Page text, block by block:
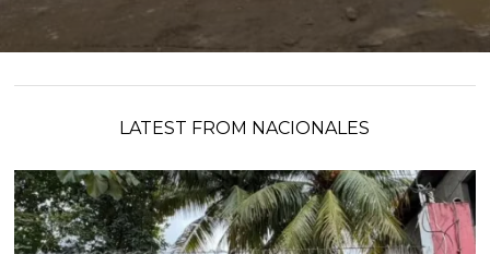
LATEST FROM NACIONALES